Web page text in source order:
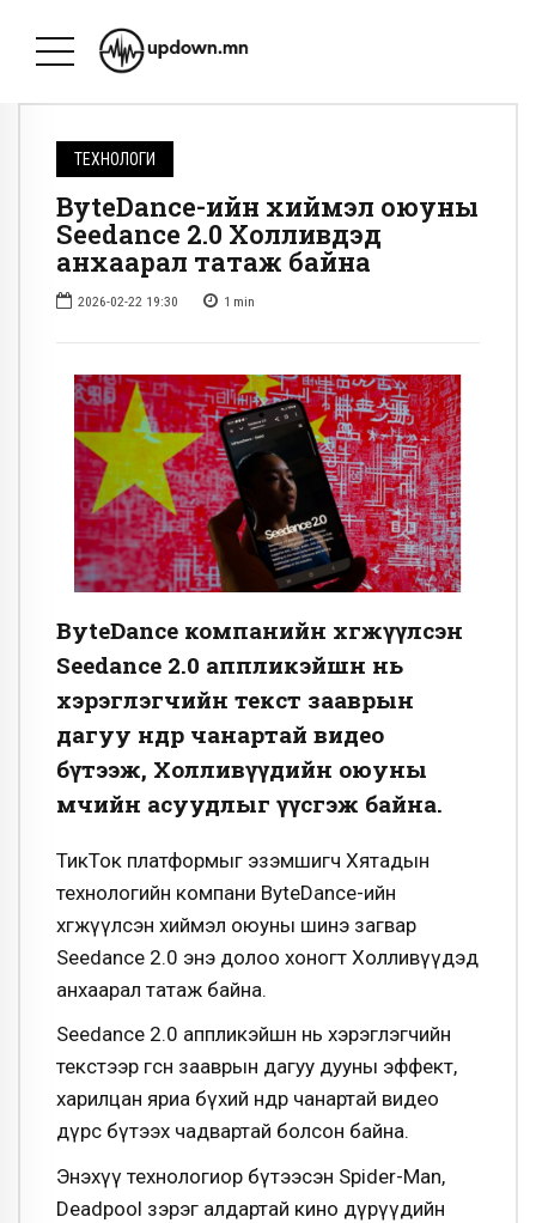
ТЕХНОЛОГИ
ByteDance-ийн хиймэл оюуны
Seedance 2.0 Холливүүдэд
анхаарал татаж байна
2026-02-22 19:30 1 min
ByteDance компанийн хөгжүүлсэн
Seedance 2.0 аппликэйшн нь
хэрэглэгчийн текст зааврын
дагуу өндөр чанартай видео
бүтээж, Холливүүдийн оюуны
өмчийн асуудлыг үүсгэж байна.
ТикТок платформыг эзэмшигч Хятадын
технологийн компани ByteDance-ийн
хөгжүүлсэн хиймэл оюуны шинэ загвар
Seedance 2.0 энэ долоо хоногт Холливүүдэд
анхаарал татаж байна.
Seedance 2.0 аппликэйшн нь хэрэглэгчийн
текстээр өгсөн зааврын дагуу дууны эффект,
харилцан яриа бүхий өндөр чанартай видео
дүрс бүтээх чадвартай болсон байна.
Энэхүү технологиор бүтээсэн Spider-Man,
Deadpool зэрэг алдартай кино дүрүүдийн